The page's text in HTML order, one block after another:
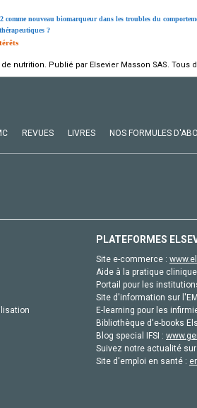
comme nouveau biomarqueur dans les troubles du
?
nutrition. Publié par Elsevier Masson SAS. Tous
REVUES LIVRES NOS FORMULES
PLATEFORMES
Site e-commerce :
Aide à la pratique
Portail pour les
Site d'information sur
E-learning pour les
Bibliothèque d'e-books
Blog special IFSI :
Suivez notre actualité
Site d'emploi en santé :